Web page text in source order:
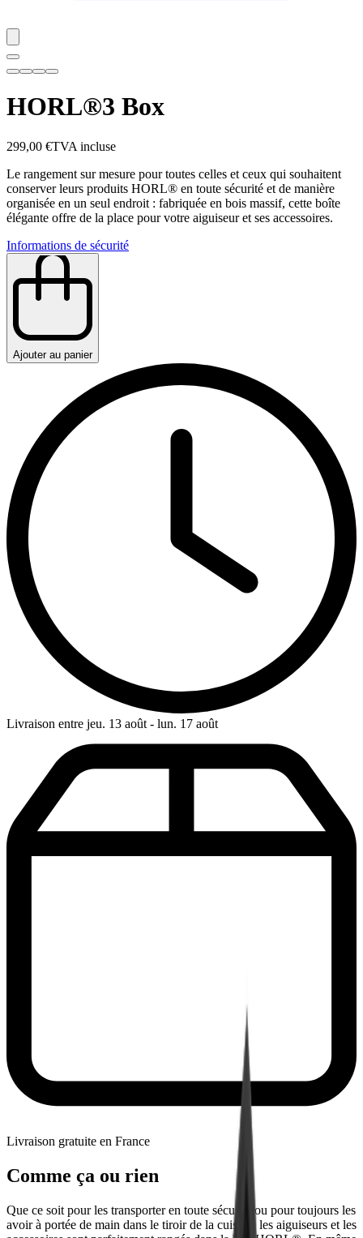
HORL®3 Box
299,00 €TVA incluse
Le rangement sur mesure pour toutes celles et ceux qui souhaitent
conserver leurs produits HORL® en toute sécurité et de manière
organisée en un seul endroit : fabriquée en bois massif, cette boîte
élégante offre de la place pour votre aiguiseur et ses accessoires.
Informations de sécurité
Ajouter au panier
Livraison entre jeu. 13 août - lun. 17 août
Livraison gratuite en France
Comme ça ou rien
Que ce soit pour les transporter en toute sécurité ou pour toujours les
avoir à portée de main dans le tiroir de la cuisine, les aiguiseurs et les